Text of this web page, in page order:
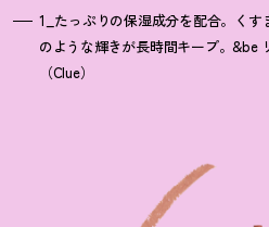
1_たっぷりの保湿成分を配合。く
のような輝きが長時間キープ。&be
（Clue）